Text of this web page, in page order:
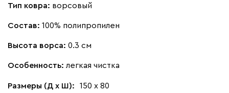
Тип ковра: ворсовый
Состав: 100% полипропилен
Высота ворса: 0.3 см
Особенность: легкая чистка
Размеры (Д х Ш): 150 х 80